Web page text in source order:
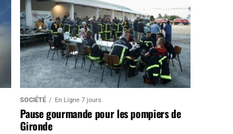
SOCIÉTÉ En Ligne 7 jours
Pause gourmande pour les pompiers de
Gironde